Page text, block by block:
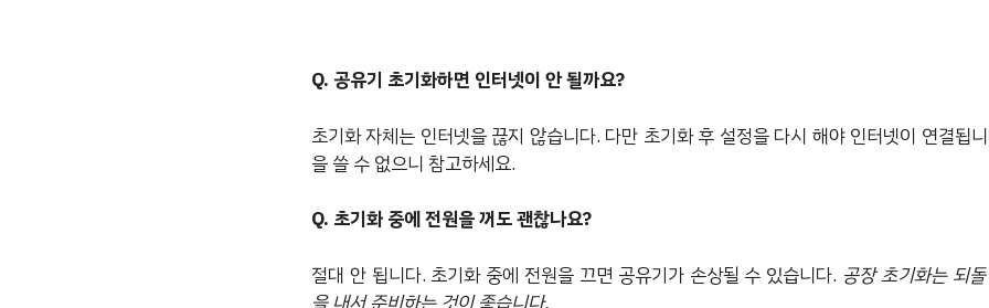
Q. 공유기 초기화하면 인터넷이 안 될까요?
초기화 자체는 인터넷을 끊지 않습니다. 다만 초기화 후 설정을 다시 해야 인터넷이 연결됩
을 쓸 수 없으니 참고하세요.
Q. 초기화 중에 전원을 꺼도 괜찮나요?
절대 안 됩니다. 초기화 중에 전원을 끄면 공유기가 손상될 수 있습니다. 공장 초기화는 되
을 내서 준비하는 것이 좋습니다.